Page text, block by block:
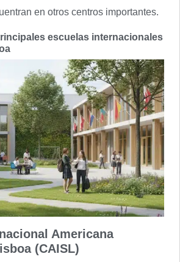
en otros centros importantes.
escuelas internacionales
Americana
(CAISL)